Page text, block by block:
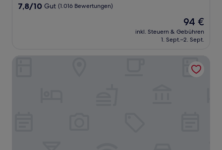
7.8
7,8/10 Gut (1.016 Bewertungen)
Der
Preis
beträgt
94 €
inkl. Steuern & Gebühren
1. Sept.–2. Sept.